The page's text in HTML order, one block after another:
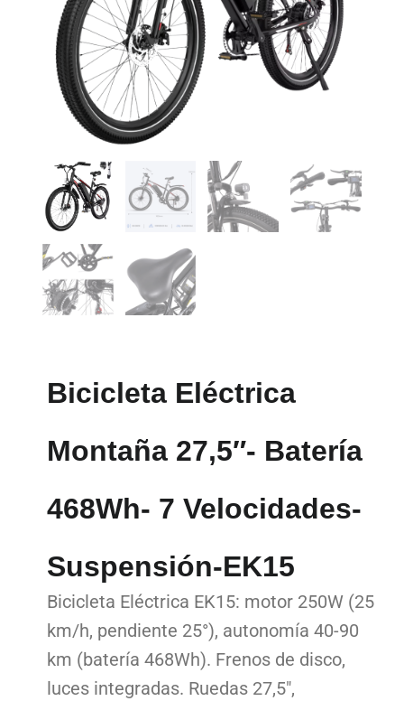
Bicicleta Eléctrica
Montaña 27,5″- Batería
468Wh- 7 Velocidades-
Suspensión-EK15
Bicicleta Eléctrica EK15: motor 250W (25
km/h, pendiente 25°), autonomía 40-90
km (batería 468Wh). Frenos de disco,
luces integradas. Ruedas 27,5″,